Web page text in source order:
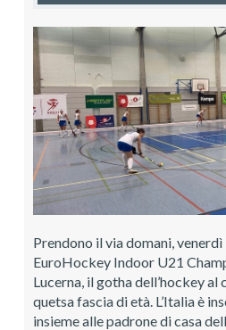
Prendono il via domani,
EuroHockey Indoor U21
Lucerna, il gotha dell’hockey
quetsa fascia di età. L’Italia è
insieme alle padrone di casa